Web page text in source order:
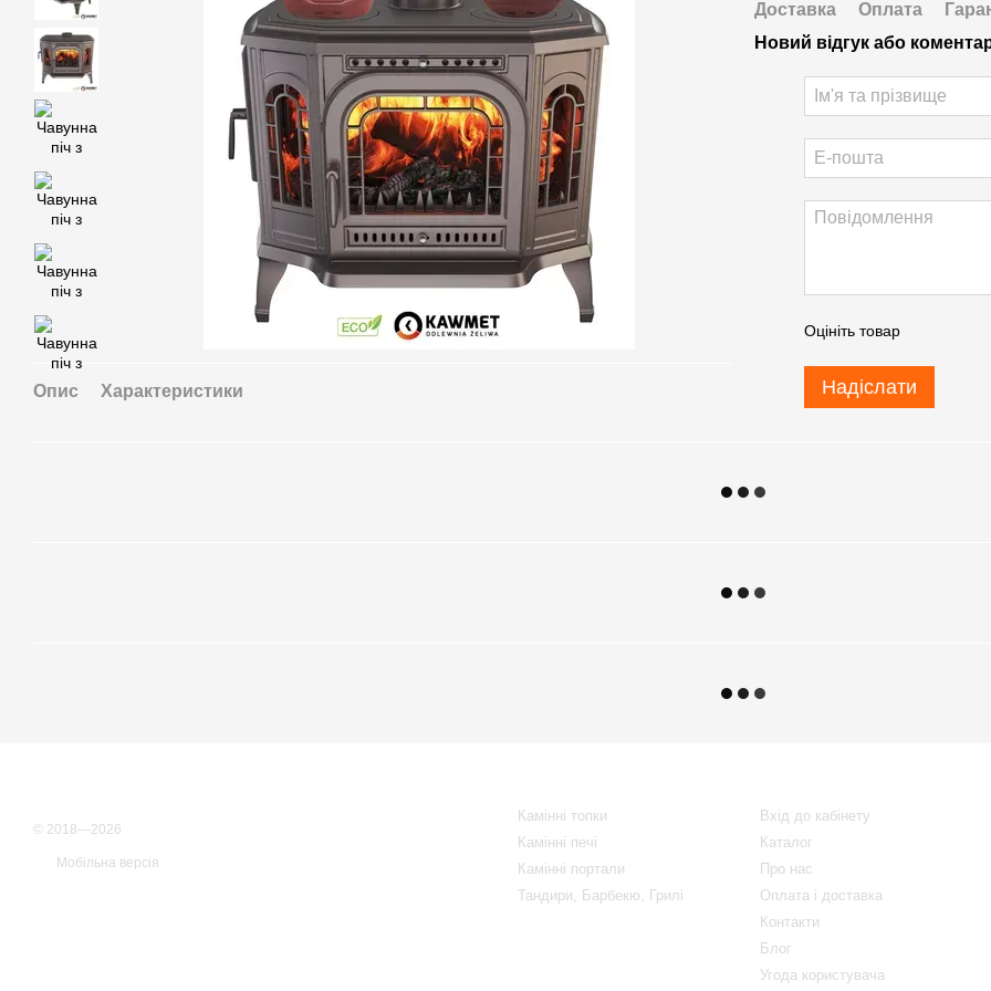
Опис Характеристики
Доставка Оплата
Новий відгук або
Оцініть товар
Надіслати
© 2018—2026
Мобільна версія
Камінні топки
Камінні печі
Камінні портали
Тандири, Барбекю, Грилі
Вхід до кабінету
Каталог
Про нас
Оплата і доставка
Контакти
Блог
Угода користувача